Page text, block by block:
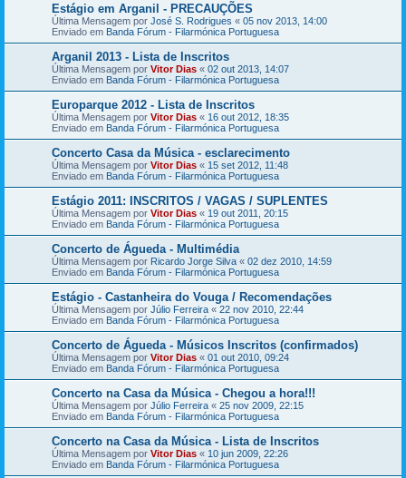
Estágio em Arganil - PRECAUÇÕES
Última Mensagem por José S. Rodrigues « 05 nov 2013, 14:00
Enviado em Banda Fórum - Filarmónica Portuguesa
Arganil 2013 - Lista de Inscritos
Última Mensagem por Vitor Dias « 02 out 2013, 14:07
Enviado em Banda Fórum - Filarmónica Portuguesa
Europarque 2012 - Lista de Inscritos
Última Mensagem por Vitor Dias « 16 out 2012, 18:35
Enviado em Banda Fórum - Filarmónica Portuguesa
Concerto Casa da Música - esclarecimento
Última Mensagem por Vitor Dias « 15 set 2012, 11:48
Enviado em Banda Fórum - Filarmónica Portuguesa
Estágio 2011: INSCRITOS / VAGAS / SUPLENTES
Última Mensagem por Vitor Dias « 19 out 2011, 20:15
Enviado em Banda Fórum - Filarmónica Portuguesa
Concerto de Águeda - Multimédia
Última Mensagem por Ricardo Jorge Silva « 02 dez 2010, 14:59
Enviado em Banda Fórum - Filarmónica Portuguesa
Estágio - Castanheira do Vouga / Recomendações
Última Mensagem por Júlio Ferreira « 22 nov 2010, 22:44
Enviado em Banda Fórum - Filarmónica Portuguesa
Concerto de Águeda - Músicos Inscritos (confirmados)
Última Mensagem por Vitor Dias « 01 out 2010, 09:24
Enviado em Banda Fórum - Filarmónica Portuguesa
Concerto na Casa da Música - Chegou a hora!!!
Última Mensagem por Júlio Ferreira « 25 nov 2009, 22:15
Enviado em Banda Fórum - Filarmónica Portuguesa
Concerto na Casa da Música - Lista de Inscritos
Última Mensagem por Vitor Dias « 10 jun 2009, 22:26
Enviado em Banda Fórum - Filarmónica Portuguesa